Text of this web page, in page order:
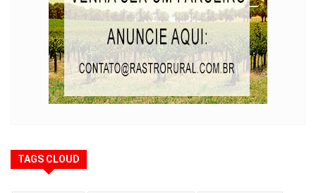
TAGS CLOUD